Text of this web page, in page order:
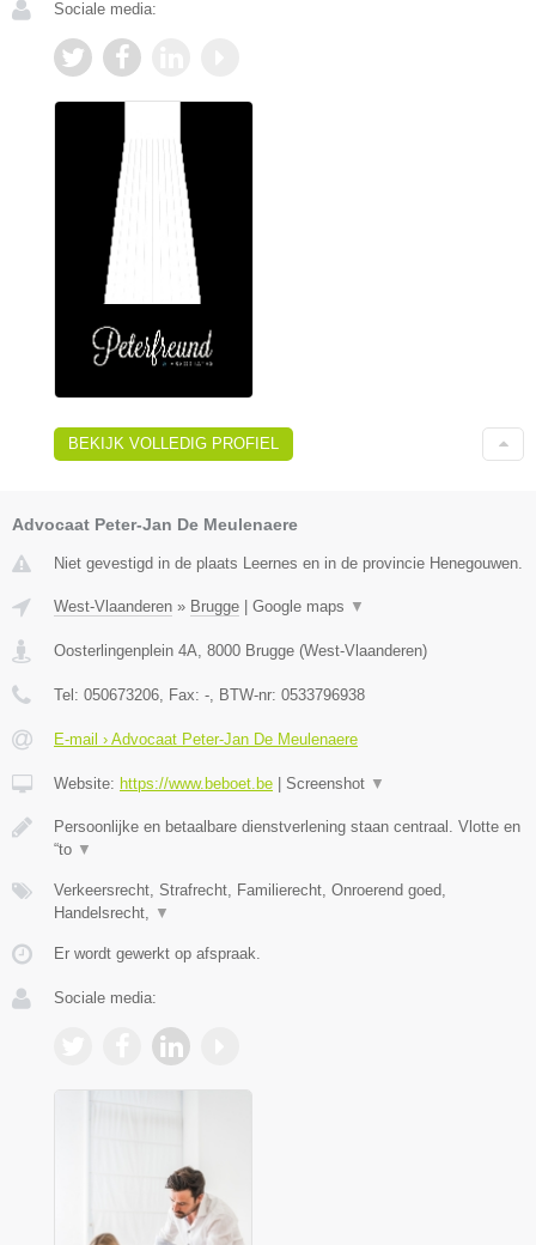
Sociale media:
BEKIJK VOLLEDIG PROFIEL
Advocaat Peter-Jan De Meulenaere
Niet gevestigd in de plaats Leernes en in de provincie Henegouwen.
West-Vlaanderen » Brugge Google maps ▼
Oosterlingenplein 4A, 8000 Brugge (West-Vlaanderen)
Tel: 050673206, Fax: -, BTW-nr: 0533796938
E-mail › Advocaat Peter-Jan De Meulenaere
Website: https://www.beboet.be Screenshot ▼
Persoonlijke en betaalbare dienstverlening staan centraal. Vlotte en
“to ▼
Verkeersrecht, Strafrecht, Familierecht, Onroerend goed,
Handelsrecht, ▼
Er wordt gewerkt op afspraak.
Sociale media: